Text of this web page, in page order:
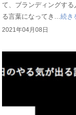
て、ブランディングす
る言葉になってき...続き
2021年04月08日